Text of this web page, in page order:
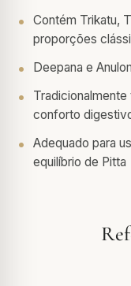
Contém Trikatu,
proporções
Deepana e
conforto
Adequado para
equilíbrio de Pitta